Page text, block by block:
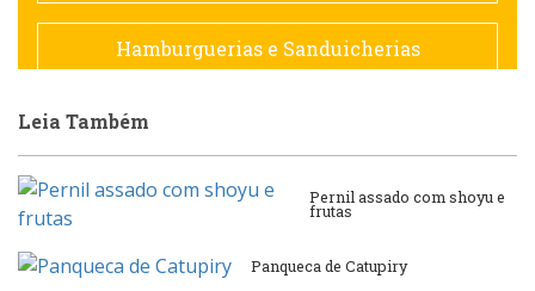
Francesa
Hamburguerias e Sanduicherias
Lanchonetes
Massas
Leia Também
Pernil assado com shoyu e
frutas
Panqueca de Catupiry